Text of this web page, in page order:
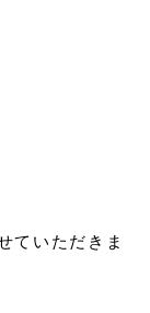
ていただきま